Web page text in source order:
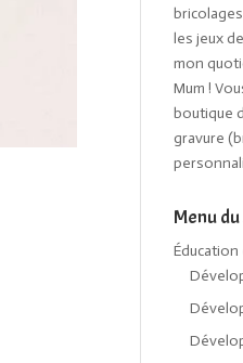
les jeux
mon
Mum !
boutique
gravure
Menu